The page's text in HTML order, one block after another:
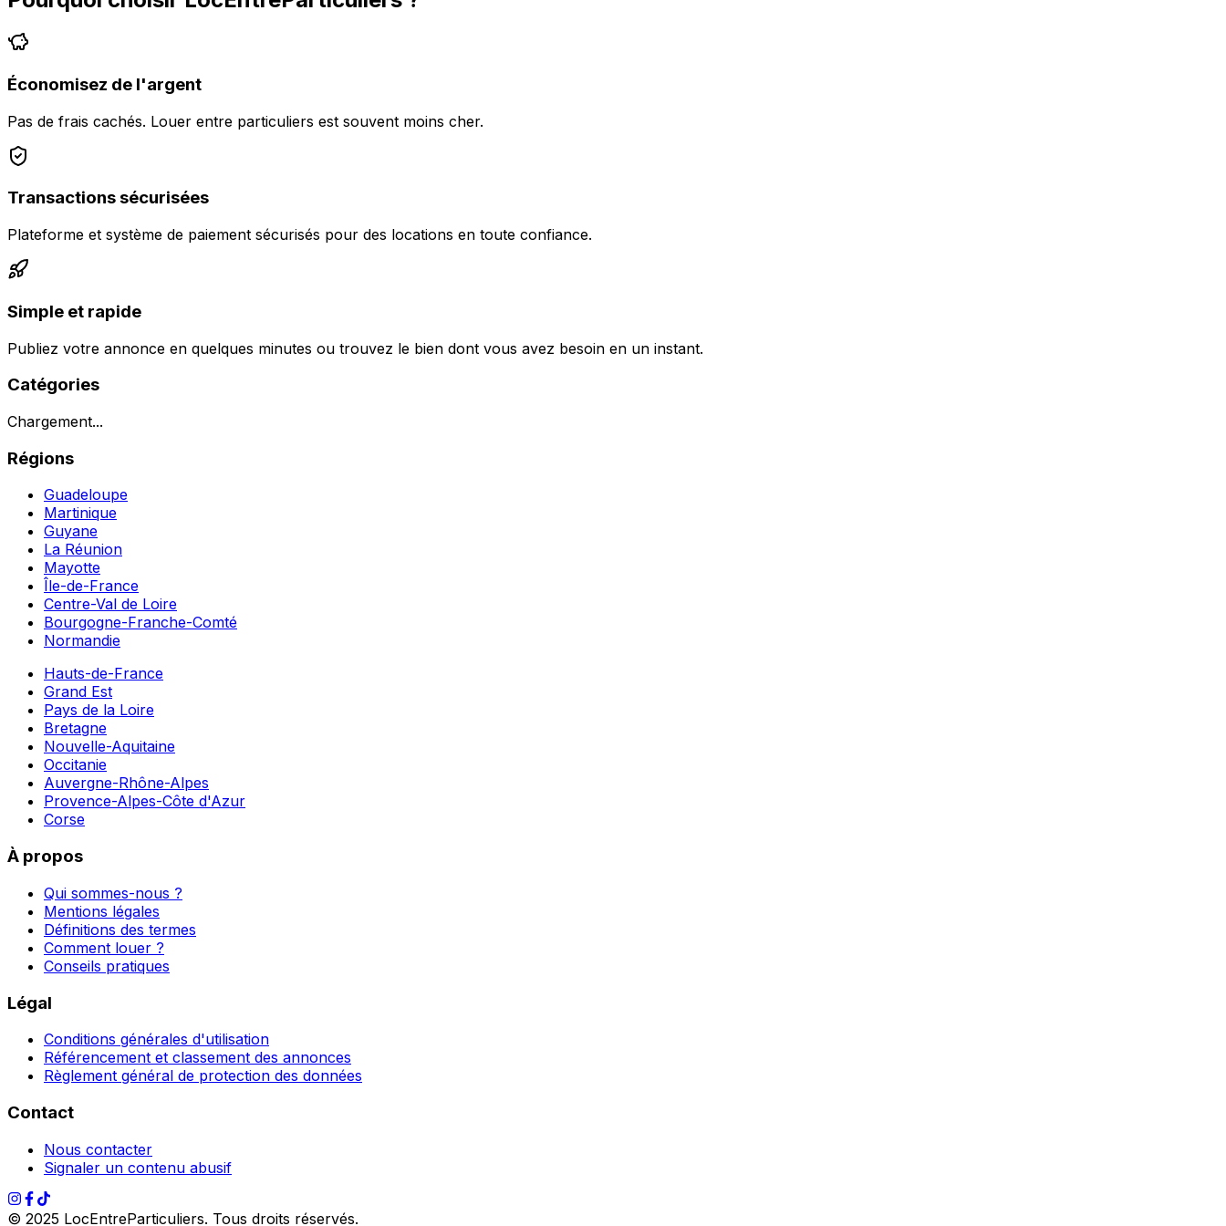
Économisez de l'argent
Pas de frais cachés. Louer entre particuliers est souvent moins cher.
Transactions sécurisées
Plateforme et système de paiement sécurisés pour des locations en toute confiance.
Simple et rapide
Publiez votre annonce en quelques minutes ou trouvez le bien dont vous avez besoin en un instant.
Catégories
Chargement...
Régions
Guadeloupe
Martinique
Guyane
La Réunion
Mayotte
Île-de-France
Centre-Val de Loire
Bourgogne-Franche-Comté
Normandie
Hauts-de-France
Grand Est
Pays de la Loire
Bretagne
Nouvelle-Aquitaine
Occitanie
Auvergne-Rhône-Alpes
Provence-Alpes-Côte d'Azur
Corse
À propos
Qui sommes-nous ?
Mentions légales
Définitions des termes
Comment louer ?
Conseils pratiques
Légal
Conditions générales d'utilisation
Référencement et classement des annonces
Règlement général de protection des données
Contact
Nous contacter
Signaler un contenu abusif
© 2025 LocEntreParticuliers. Tous droits réservés.